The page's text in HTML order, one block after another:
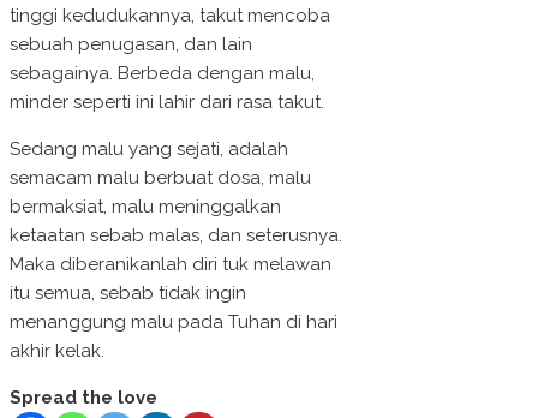
tinggi kedudukannya, takut mencoba
sebuah penugasan, dan lain
sebagainya. Berbeda dengan malu,
minder seperti ini lahir dari rasa takut.
Sedang malu yang sejati, adalah
semacam malu berbuat dosa, malu
bermaksiat, malu meninggalkan
ketaatan sebab malas, dan seterusnya.
Maka diberanikanlah diri tuk melawan
itu semua, sebab tidak ingin
menanggung malu pada Tuhan di hari
akhir kelak.
Spread the love